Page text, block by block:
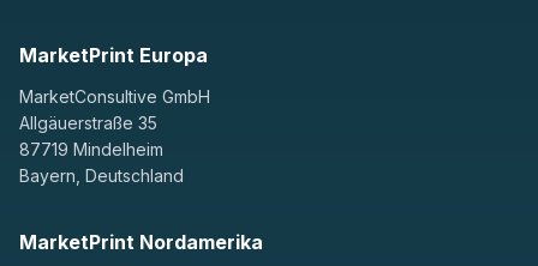
MarketPrint Europa
MarketConsultive GmbH
Allgäuerstraße 35
87719 Mindelheim
Bayern, Deutschland
MarketPrint Nordamerika